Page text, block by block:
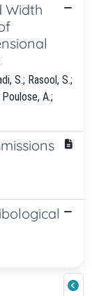
Width
S.; Rasool, S.;
Poulose, A.;